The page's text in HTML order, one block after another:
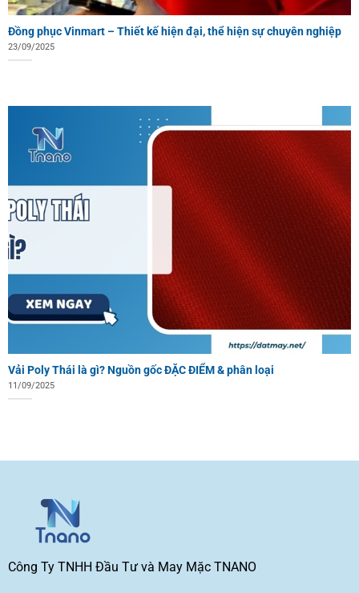
Đồng phục Vinmart – Thiết kế hiện đại, thể hiện sự chuyên nghiệp
23/09/2025
Vải Poly Thái là gì? Nguồn gốc ĐẶC ĐIỂM & phân loại
11/09/2025
Công Ty TNHH Đầu Tư và May Mặc TNANO